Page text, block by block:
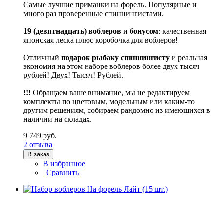
Самые лучшие приманки на форель. Популярные и
много раз проверенные спиннингистами.
19 (девятнадцать) воблеров и бонусом: качественная
японская леска плюс коробочка для воблеров!
Отличный подарок рыбаку спиннингисту и реальная
экономия на этом наборе воблеров более двух тысяч
рублей! Двух! Тысяч! Рублей.
!!! Обращаем ваше внимание, мы не редактируем
комплекты по цветовым, модельным или каким-то
другим решениям, собираем рандомно из имеющихся в
наличии на складах.
9 749 руб.
2 отзыва
В заказ
В избранное
| Сравнить